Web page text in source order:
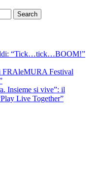
“Tick…tick…BOOM!”
FRAleMURA Festival
Insieme si vive”: il
Live Together”